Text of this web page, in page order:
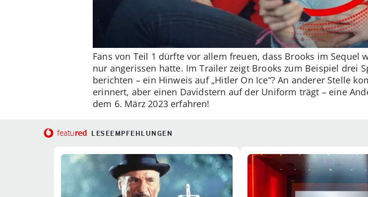
Fans von Teil 1 dürfte vor allem freuen, dass Brooks im Sequel
nur angerissen hatte. Im Trailer zeigt Brooks zum Beispiel drei
berichten – ein Hinweis auf „Hitler On Ice“? An anderer Stelle
erinnert, aber einen Davidstern auf der Uniform trägt – eine
dem 6. März 2023 erfahren!
featured LESEEMPFEHLUNGEN